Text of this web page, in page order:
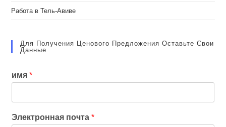
Работа в Тель-Авиве
Для Получения Ценового Предложения Оставьте Свои
Данные
имя*
Электронная почта*